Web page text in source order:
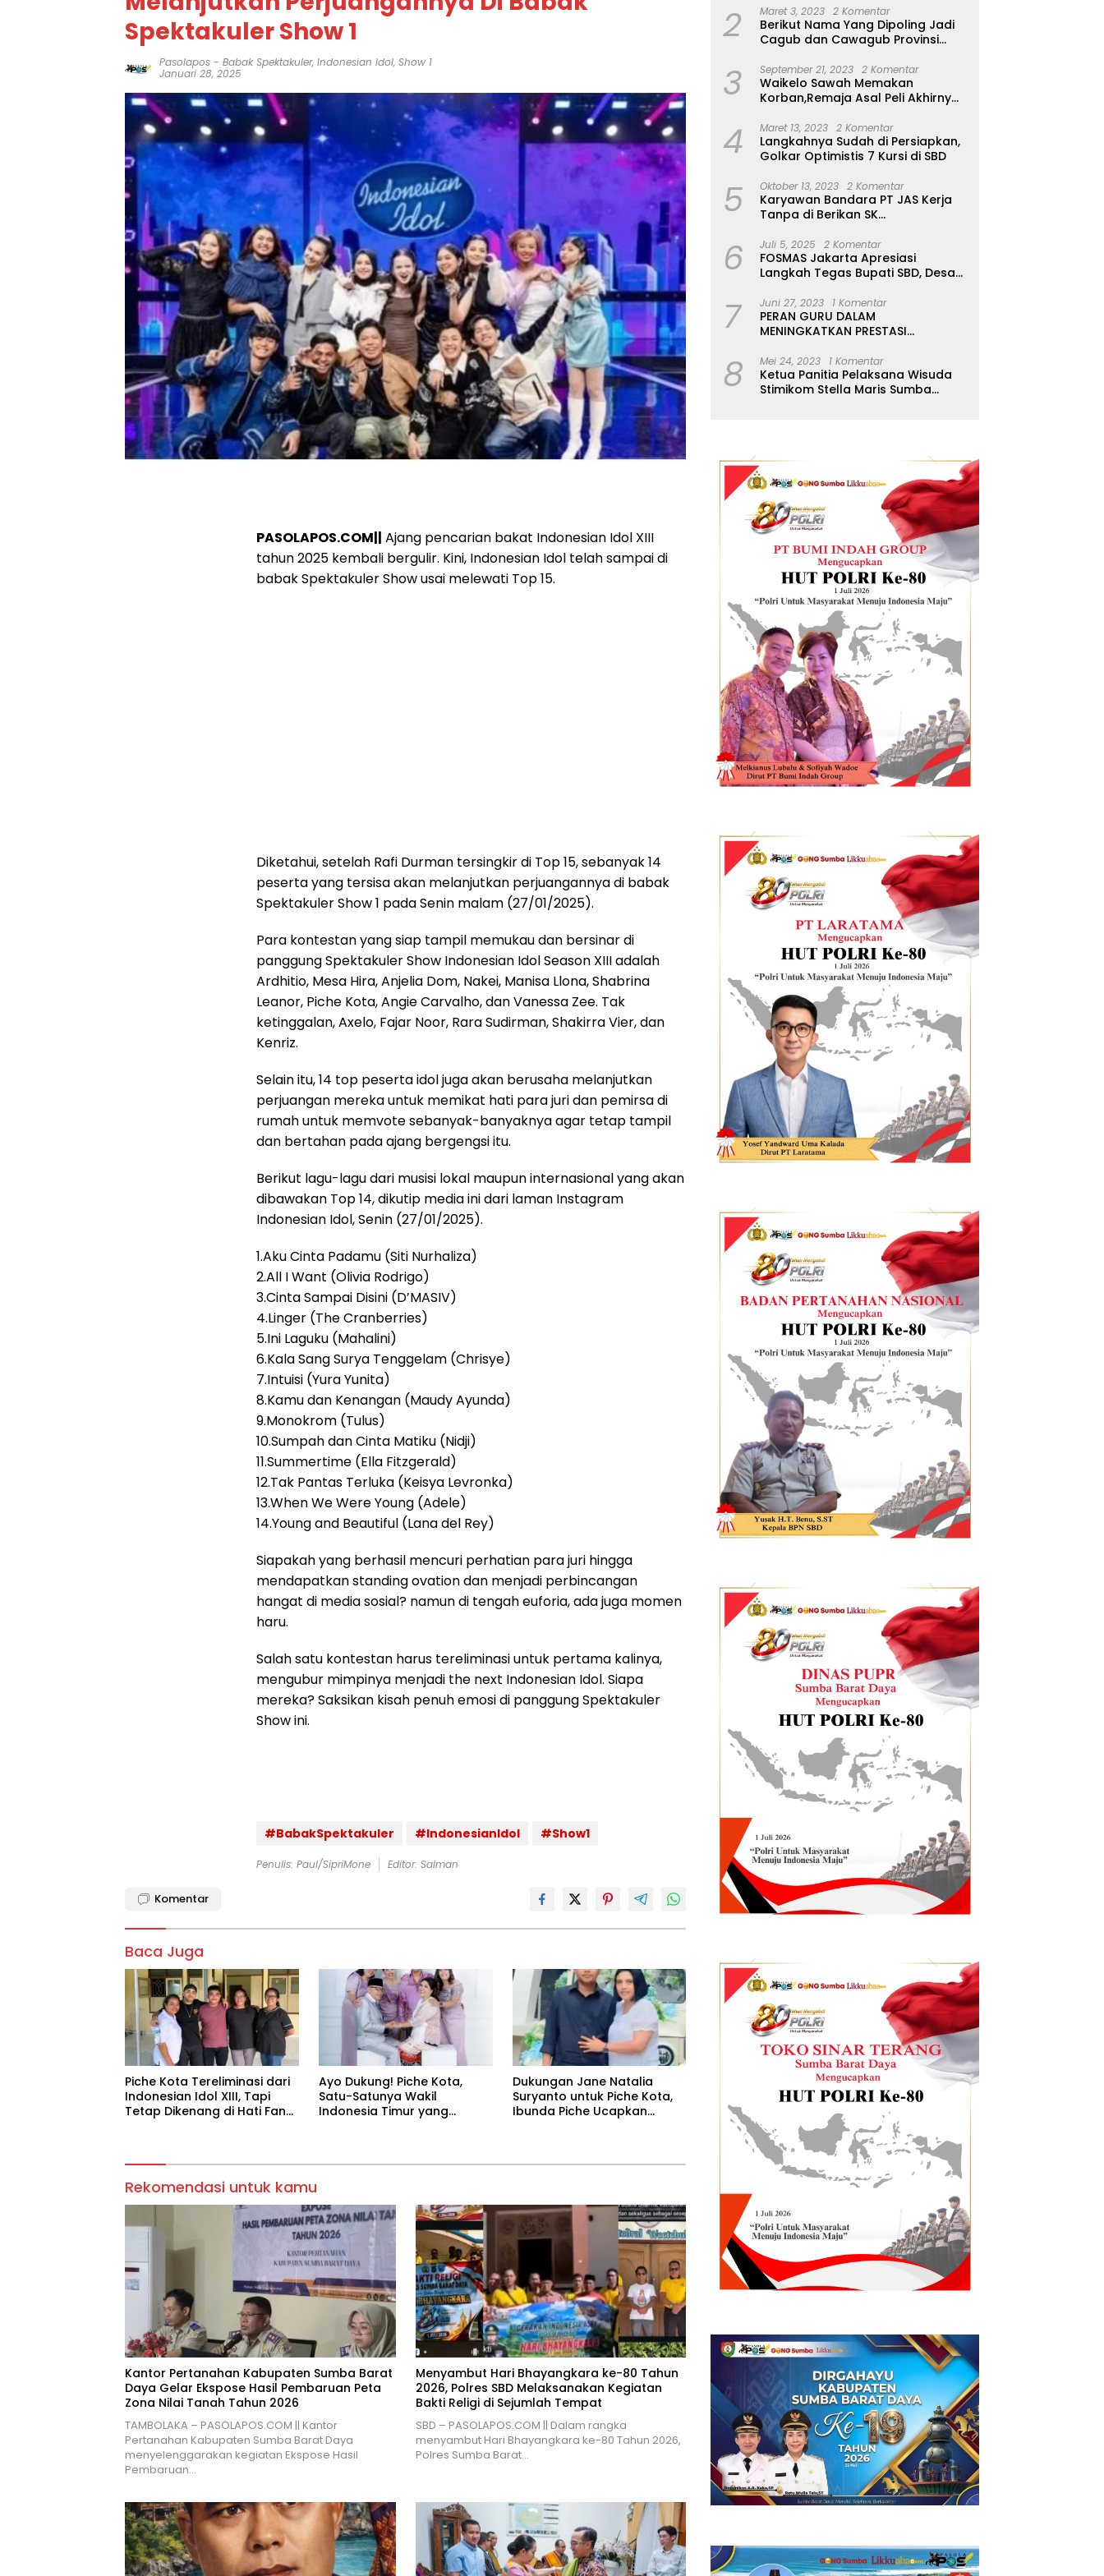
Spektakuler Show 1
Pasolapos - Babak Spektakuler, Indonesian Idol, Show 1
Januari 28, 2025
PASOLAPOS.COM|| Ajang pencarian bakat Indonesian Idol XIII
tahun 2025 kembali bergulir. Kini, Indonesian Idol telah sampai di
babak Spektakuler Show usai melewati Top 15.
Diketahui, setelah Rafi Durman tersingkir di Top 15, sebanyak 14
peserta yang tersisa akan melanjutkan perjuangannya di babak
Spektakuler Show 1 pada Senin malam (27/01/2025).
Para kontestan yang siap tampil memukau dan bersinar di
panggung Spektakuler Show Indonesian Idol Season XIII adalah
Ardhitio, Mesa Hira, Anjelia Dom, Nakei, Manisa Llona, Shabrina
Leanor, Piche Kota, Angie Carvalho, dan Vanessa Zee. Tak
ketinggalan, Axelo, Fajar Noor, Rara Sudirman, Shakirra Vier, dan
Kenriz.
Selain itu, 14 top peserta idol juga akan berusaha melanjutkan
perjuangan mereka untuk memikat hati para juri dan pemirsa di
rumah untuk memvote sebanyak-banyaknya agar tetap tampil
dan bertahan pada ajang bergengsi itu.
Berikut lagu-lagu dari musisi lokal maupun internasional yang akan
dibawakan Top 14, dikutip media ini dari laman Instagram
Indonesian Idol, Senin (27/01/2025).
1.Aku Cinta Padamu (Siti Nurhaliza)
2.All I Want (Olivia Rodrigo)
3.Cinta Sampai Disini (D’MASIV)
4.Linger (The Cranberries)
5.Ini Laguku (Mahalini)
6.Kala Sang Surya Tenggelam (Chrisye)
7.Intuisi (Yura Yunita)
8.Kamu dan Kenangan (Maudy Ayunda)
9.Monokrom (Tulus)
10.Sumpah dan Cinta Matiku (Nidji)
11.Summertime (Ella Fitzgerald)
12.Tak Pantas Terluka (Keisya Levronka)
13.When We Were Young (Adele)
14.Young and Beautiful (Lana del Rey)
Siapakah yang berhasil mencuri perhatian para juri hingga
mendapatkan standing ovation dan menjadi perbincangan
hangat di media sosial? namun di tengah euforia, ada juga momen
haru.
Salah satu kontestan harus tereliminasi untuk pertama kalinya,
mengubur mimpinya menjadi the next Indonesian Idol. Siapa
mereka? Saksikan kisah penuh emosi di panggung Spektakuler
Show ini.
#BabakSpektakuler #IndonesianIdol #Show1
Penulis: Paul/SipriMone Editor: Salman
Komentar
Baca Juga
Piche Kota Tereliminasi dari
Indonesian Idol XIII, Tapi
Tetap Dikenang di Hati Fans
Ayo Dukung! Piche Kota,
Satu-Satunya Wakil
Indonesia Timur yang
Dukungan Jane Natalia
Suryanto untuk Piche Kota,
Ibunda Piche Ucapkan
Rekomendasi untuk kamu
Kantor Pertanahan Kabupaten Sumba Barat
Daya Gelar Ekspose Hasil Pembaruan Peta
Zona Nilai Tanah Tahun 2026
TAMBOLAKA – PASOLAPOS.COM || Kantor
Pertanahan Kabupaten Sumba Barat Daya
menyelenggarakan kegiatan Ekspose Hasil
Pembaruan…
Menyambut Hari Bhayangkara ke-80 Tahun
2026, Polres SBD Melaksanakan Kegiatan
Bakti Religi di Sejumlah Tempat
SBD – PASOLAPOS.COM || Dalam rangka
menyambut Hari Bhayangkara ke-80 Tahun 2026,
Polres Sumba Barat…
2 Maret 3, 2023 2 Komentar
Berikut Nama Yang Dipoling Jadi
Cagub dan Cawagub Provinsi
3 September 21, 2023 2 Komentar
Waikelo Sawah Memakan
Korban,Remaja Asal Peli Akhirnya
4 Maret 13, 2023 2 Komentar
Langkahnya Sudah di Persiapkan,
Golkar Optimistis 7 Kursi di SBD
5 Oktober 13, 2023 2 Komentar
Karyawan Bandara PT JAS Kerja
Tanpa di Berikan SK
Tangan Tanpa di Bacakan Isinya
6 Juli 5, 2025 2 Komentar
FOSMAS Jakarta Apresiasi
Langkah Tegas Bupati SBD, Desak
7 Juni 27, 2023 1 Komentar
PERAN GURU DALAM
MENINGKATKAN PRESTASI
8 Mei 24, 2023 1 Komentar
Ketua Panitia Pelaksana Wisuda
Stimikom Stella Maris Sumba